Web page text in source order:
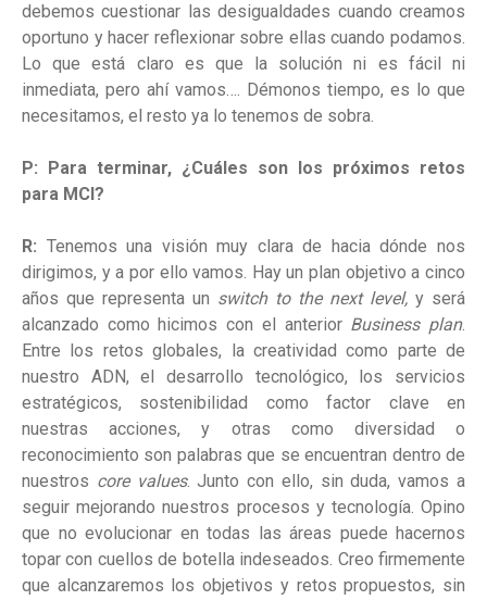
debemos cuestionar las desigualdades cuando creamos
oportuno y hacer reflexionar sobre ellas cuando podamos.
Lo que está claro es que la solución ni es fácil ni
inmediata, pero ahí vamos…. Démonos tiempo, es lo que
necesitamos, el resto ya lo tenemos de sobra.
P: Para terminar, ¿Cuáles son los próximos retos
para MCI?
R: Tenemos una visión muy clara de hacia dónde nos
dirigimos, y a por ello vamos. Hay un plan objetivo a cinco
años que representa un switch to the next level, y será
alcanzado como hicimos con el anterior Business plan.
Entre los retos globales, la creatividad como parte de
nuestro ADN, el desarrollo tecnológico, los servicios
estratégicos, sostenibilidad como factor clave en
nuestras acciones, y otras como diversidad o
reconocimiento son palabras que se encuentran dentro de
nuestros core values. Junto con ello, sin duda, vamos a
seguir mejorando nuestros procesos y tecnología. Opino
que no evolucionar en todas las áreas puede hacernos
topar con cuellos de botella indeseados. Creo firmemente
que alcanzaremos los objetivos y retos propuestos, sin